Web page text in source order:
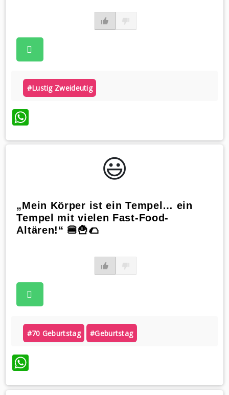
#lustig Zweideutig
WhatsApp
😃️
„Mein Körper ist ein Tempel… ein
Tempel mit vielen Fast-Food-
Altären!“ 🍔🍟🌮
#70 Geburtstag #geburtstag
WhatsApp